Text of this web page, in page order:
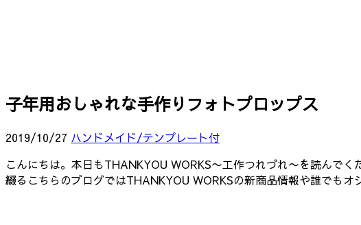
子年用おしゃれな手作りフォトプロップス
2019/10/27 ハンドメイド/テンプレート付
こんにちは。本日もTHANKYOU WORKS〜工作つれづれ〜を読んで
綴るこちらのブログではTHANKYOU WORKSの新商品情報や誰でもオ